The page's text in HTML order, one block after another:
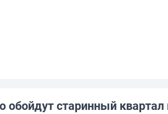
старинный